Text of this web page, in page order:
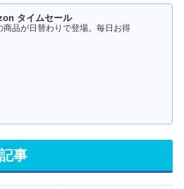
タイムセール
商品が日替わりで登場。毎日お得
事